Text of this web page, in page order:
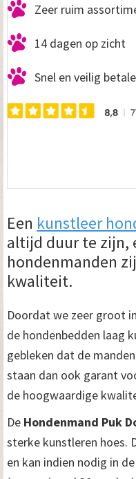
Zeer ruim
14 dagen op zicht
Snel en veilig
Een kunstleer
altijd duur te zijn,
hondenmanden
kwaliteit.
Doordat we zeer groot
de hondenbedden laag
gebleken dat de
staan dan ook garant
de hoogwaardige
De Hondenmand Puk
sterke kunstleren hoes.
en kan indien nodig in de